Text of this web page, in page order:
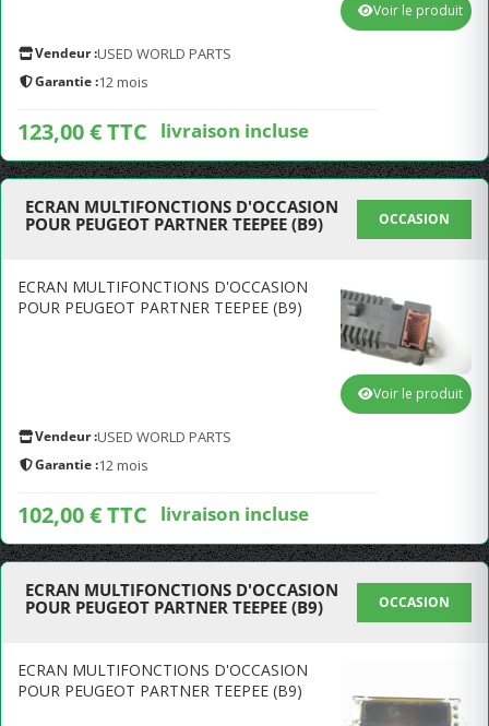
Vendeur :USED WORLD PARTS
Garantie :12 mois
123,00 € TTC livraison incluse
Voir le produit
ECRAN MULTIFONCTIONS D'OCCASION
POUR PEUGEOT PARTNER TEEPEE (B9)
OCCASION
ECRAN MULTIFONCTIONS D'OCCASION
POUR PEUGEOT PARTNER TEEPEE (B9)
Vendeur :USED WORLD PARTS
Garantie :12 mois
102,00 € TTC livraison incluse
Voir le produit
ECRAN MULTIFONCTIONS D'OCCASION
POUR PEUGEOT PARTNER TEEPEE (B9)
OCCASION
ECRAN MULTIFONCTIONS D'OCCASION
POUR PEUGEOT PARTNER TEEPEE (B9)